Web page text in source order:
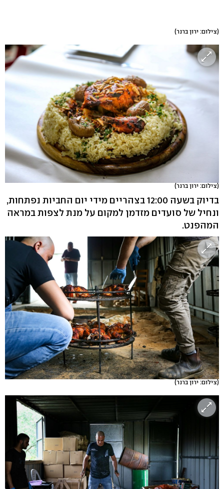
(צילום: ירון ברנר)
(צילום: ירון ברנר)
בדיוק בשעה 12:00 בצהריים מידי יום החביות נפתחות,
ונחיל של סועדים מזדמן למקום על מנת לצפות במראה
המהפנט.
(צילום: ירון ברנר)